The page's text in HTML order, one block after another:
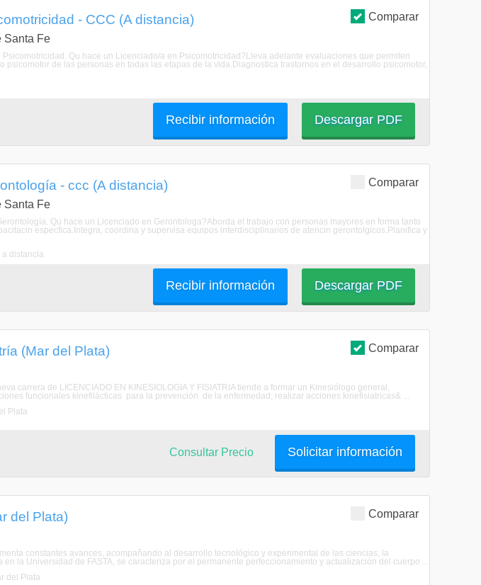
Comparar
- CCC (A distancia)
Santa Fe
Qu hace un Licenciado/a en Psicomotricidad?Lleva adelante evaluaciones que permiten
psicomotor de las personas en todas las etapas de la vida.Diagnostica trastornos en el desarrollo psicomotor,
Descargar PDF
Recibir información
Comparar
- ccc (A distancia)
Santa Fe
Qu hace un Licenciado en Gerontologa?Aborda el trabajo con personas mayores en forma tanto
especfica.Integra, coordina y supervisa equipos interdisciplinarios de atencin gerontolgicos.Planifica y
distancia
Descargar PDF
Recibir información
Comparar
(Mar del Plata)
carrera de LICENCIADO EN KINESIOLOGIA Y FISIATRIA tiende a formar un Kinesiólogo general,
funcionales kinefilácticas para la prevención de la enfermedad; realizar acciones kinefisiatricas& ...
Plata
Solicitar información
Consultar Precio
Comparar
del Plata)
constantes avances, acompañando al desarrollo tecnológico y experimental de las ciencias, la
la Universidad de FASTA, se caracteriza por el permanente perfeccionamiento y actualización del cuerpo ...
del Plata